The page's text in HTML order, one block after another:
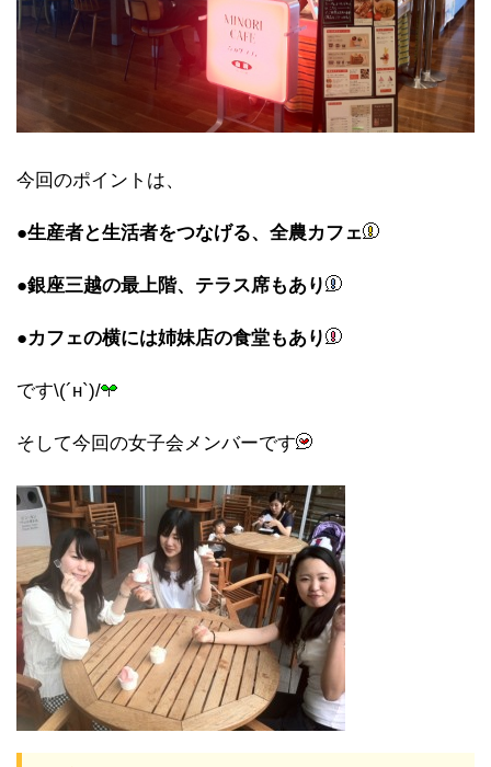
今回のポイントは、
●生産者と生活者をつなげる、全農カフェ
●銀座三越の最上階、テラス席もあり
●カフェの横には姉妹店の食堂もあり
です\(´н`)/
そして今回の女子会メンバーです